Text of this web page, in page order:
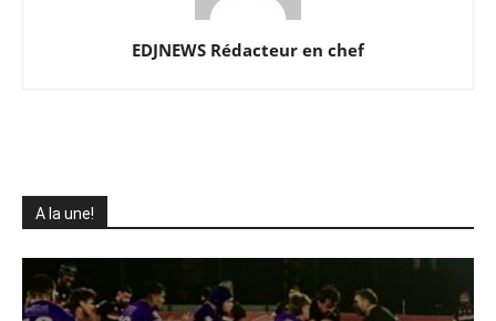
EDJNEWS Rédacteur en chef
A la une!